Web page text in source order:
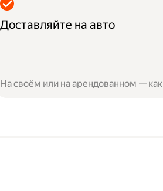
Доставляйте на авто
На своём или на арендованном —